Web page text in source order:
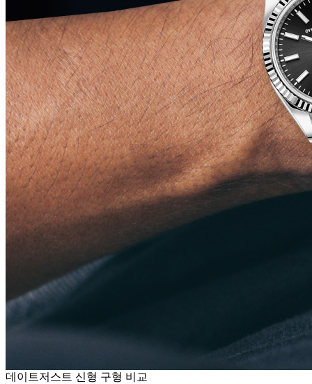
데이트저스트 신형 구형 비교